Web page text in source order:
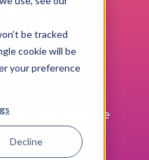
be tracked
cookie will be
your preference
Decline
je organisatie - je